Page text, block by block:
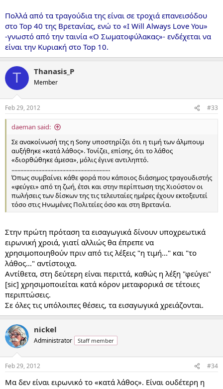
Πολλά από τα τραγούδια της είναι σε τροχιά επανεισόδου
στο Top 40 της Βρετανίας, ενώ το «I Will Always Love You»
-γνωστό από την ταινία «Ο Σωματοφύλακας»- ενδέχεται να
είναι την Κυριακή στο Top 10.
T Thanasis_P
Member
Feb 29, 2012 #33
daeman said:
Σε ανακοίνωσή της η Sony υποστηρίζει ότι η τιμή των άλμπουμ
αυξήθηκε «κατά λάθος». Τονίζει, επίσης, ότι το λάθος
«διορθώθηκε άμεσα», μόλις έγινε αντιληπτό.
..................................................................
Όπως συμβαίνει κάθε φορά που κάποιος διάσημος τραγουδιστής
«φεύγει» από τη ζωή, έτσι και στην περίπτωση της Χιούστον οι
πωλήσεις των δίσκων της τις τελευταίες ημέρες έχουν εκτοξευτεί
τόσο στις Ηνωμένες Πολιτείες όσο και στη Βρετανία.
Στην πρώτη πρόταση τα εισαγωγικά δίνουν υποχρεωτικά
ειρωνική χροιά, γιατί αλλιώς θα έπρεπε να
χρησιμοποιηθούν πριν από τις λέξεις "η τιμή..." και "το
λάθος..." αντίστοιχα.
Αντίθετα, στη δεύτερη είναι περιττά, καθώς η λέξη "φεύγει"
[sic] χρησιμοποιείται κατά κόρον μεταφορικά σε τέτοιες
περιπτώσεις.
Σε όλες τις υπόλοιπες θέσεις, τα εισαγωγικά χρειάζονται.
nickel
Administrator Staff member
Feb 29, 2012 #34
Μα δεν είναι ειρωνικό το «κατά λάθος». Είναι ουδέτερη η